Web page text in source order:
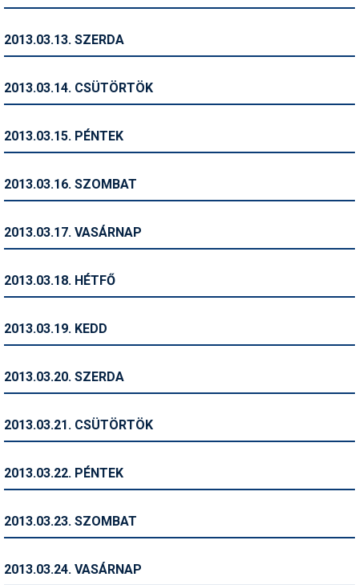
Sífelszerelés
Símánia
Síszerviz
Snowboard
Szakértők
Telemark
2013.03.13. SZERDA
2013.03.14. CSÜTÖRTÖK
2013.03.15. PÉNTEK
2013.03.16. SZOMBAT
2013.03.17. VASÁRNAP
2013.03.18. HÉTFŐ
2013.03.19. KEDD
2013.03.20. SZERDA
2013.03.21. CSÜTÖRTÖK
2013.03.22. PÉNTEK
2013.03.23. SZOMBAT
2013.03.24. VASÁRNAP